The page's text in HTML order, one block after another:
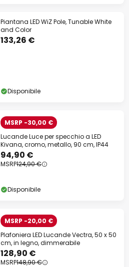
Piantana LED WiZ Pole, Tunable White
and Color
133,26 €
Disponibile
MSRP -30,00 €
Lucande Luce per specchio a LED
Kivana, cromo, metallo, 90 cm, IP44
94,90 €
MSRP124,90 €
Disponibile
MSRP -20,00 €
Plafoniera LED Lucande Vectra, 50 x 50
cm, in legno, dimmerabile
128,90 €
MSRP148,90 €